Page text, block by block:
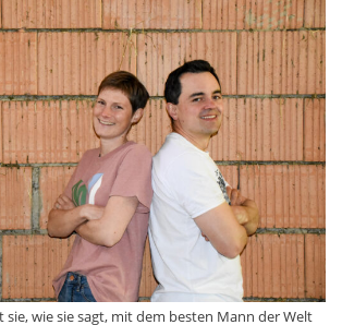
sie, wie sie sagt, mit dem besten Mann der Welt